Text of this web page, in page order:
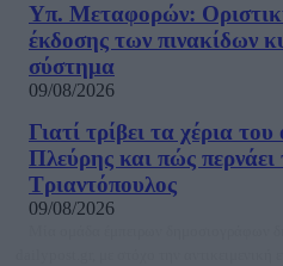
Υπ. Μεταφορών:
έκδοσης των πινακίδων
σύστημα
09/08/2026
Γιατί τρίβει τα χέρια
Πλεύρης και πώς περνάει
Τριαντόπουλος
09/08/2026